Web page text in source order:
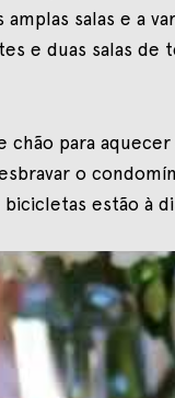
salas e a
e duas salas de
chão para
o
estão à